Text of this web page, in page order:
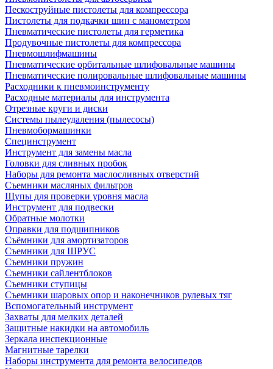
Пескоструйные пистолеты для компрессора
Пистолеты для подкачки шин с манометром
Пневматические пистолеты для герметика
Продувочные пистолеты для компрессора
Пневмошлифмашины
Пневматические орбитальные шлифовальные машины
Пневматические полировальные шлифовальные машины
Расходники к пневмоинструменту
Расходные материалы для инструмента
Отрезные круги и диски
Системы пылеудаления (пылесосы)
Пневмобормашинки
Специнструмент
Инструмент для замены масла
Головки для сливных пробок
Наборы для ремонта маслосливных отверстий
Съемники масляных фильтров
Щупы для проверки уровня масла
Инструмент для подвески
Обратные молотки
Оправки для подшипников
Съёмники для амортизаторов
Съемники для ШРУС
Съемники пружин
Съемники сайлентблоков
Съемники ступицы
Съемники шаровых опор и наконечников рулевых тяг
Вспомогательный инструмент
Захваты для мелких деталей
Защитные накидки на автомобиль
Зеркала инспекционные
Магнитные тарелки
Наборы инструмента для ремонта велосипедов